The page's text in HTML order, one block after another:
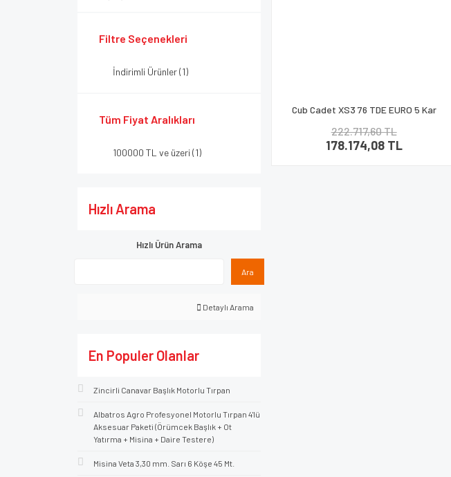
Filtre Seçenekleri
İndirimli Ürünler (1)
Tüm Fiyat Aralıkları
100000 TL ve üzeri (1)
Hızlı Arama
Hızlı Ürün Arama
Ara
Detaylı Arama
En Populer Olanlar
Zincirli Canavar Başlık Motorlu Tırpan
Albatros Agro Profesyonel Motorlu Tırpan 4'lü
Aksesuar Paketi (Örümcek Başlık + Ot
Yatırma + Misina + Daire Testere)
Misina Veta 3,30 mm. Sarı 6 Köşe 45 Mt.
Cub Cadet XS3 76 TDE EURO 5 Kar
222.717,60 TL
178.174,08 TL